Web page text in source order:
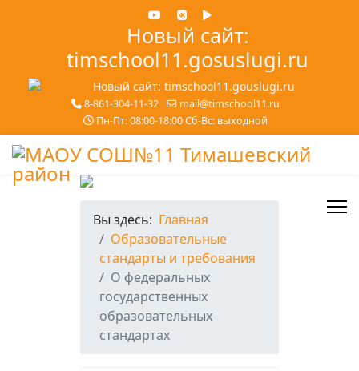
Новый сайт:
timschool11.gosuslugi.ru
8-861-304-11-32
mail@timschool11.ru
Пн-Пт: 08:00-18:00 Сб-Вс: выходной
Вы здесь: Главная
Образовательные
стандарты и требования
О федеральных
государственных
образовательных
стандартах